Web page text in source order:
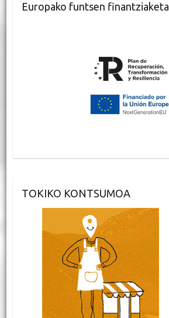
Europako funtsen finantziaketa
TOKIKO KONTSUMOA